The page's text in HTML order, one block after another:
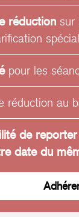
réductionsur
pour les
réduction au
de
date du